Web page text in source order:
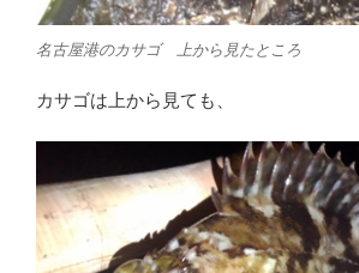
名古屋港のカサゴ 上から見たところ
カサゴは上から見ても、